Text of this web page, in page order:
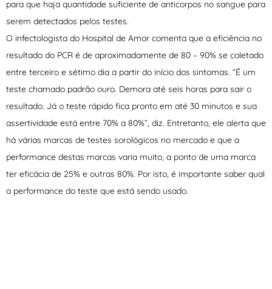
para que haja quantidade suficiente de anticorpos no sangue para
serem detectados pelos testes.
O infectologista do Hospital de Amor comenta que a eficiência no
resultado do PCR é de aproximadamente de 80 – 90% se coletado
entre terceiro e sétimo dia a partir do início dos sintomas. “É um
teste chamado padrão ouro. Demora até seis horas para sair o
resultado. Já o teste rápido fica pronto em até 30 minutos e sua
assertividade está entre 70% a 80%”, diz. Entretanto, ele alerta que
há várias marcas de testes sorológicos no mercado e que a
performance destas marcas varia muito, a ponto de uma marca
ter eficácia de 25% e outras 80%. Por isto, é importante saber qual
a performance do teste que está sendo usado.